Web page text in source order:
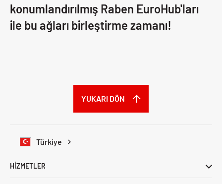
konumlandırılmış Raben EuroHub'ları
ile bu ağları birleştirme zamanı!
Türkiye
YUKARI DÖN
HIZMETLER